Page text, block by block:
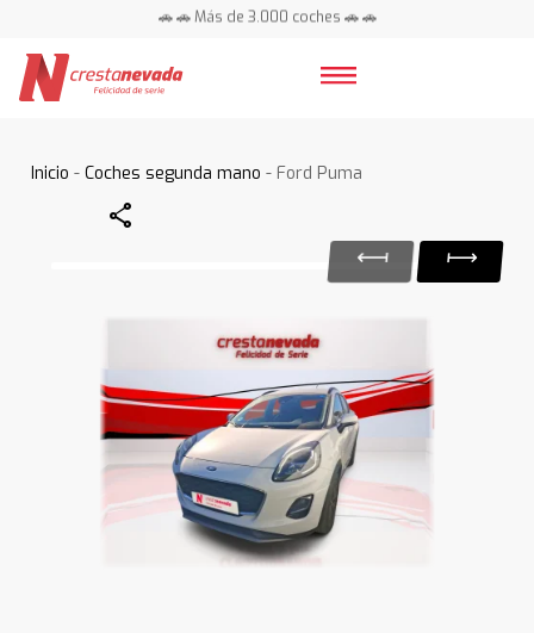
🚗 🚗 Más de 3.000 coches 🚗 🚗
Inicio -Coches segunda mano - Ford Puma
Share